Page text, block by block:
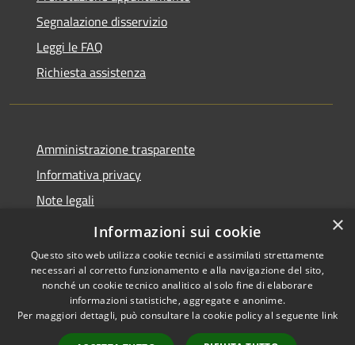
Segnalazione disservizio
Leggi le FAQ
Richiesta assistenza
Amministrazione trasparente
Informativa privacy
Note legali
Dichiarazione di accessibilità
Accessibilità
Copyright © 2026 • Comune di
Carovigno • Powered by
×
Informazioni sui cookie
Questo sito web utilizza cookie tecnici e assimilati strettamente
necessari al corretto funzionamento e alla navigazione del sito,
nonché un cookie tecnico analitico al solo fine di elaborare
informazioni statistiche, aggregate e anonime.
Per maggiori dettagli, può consultare la cookie policy al seguente link